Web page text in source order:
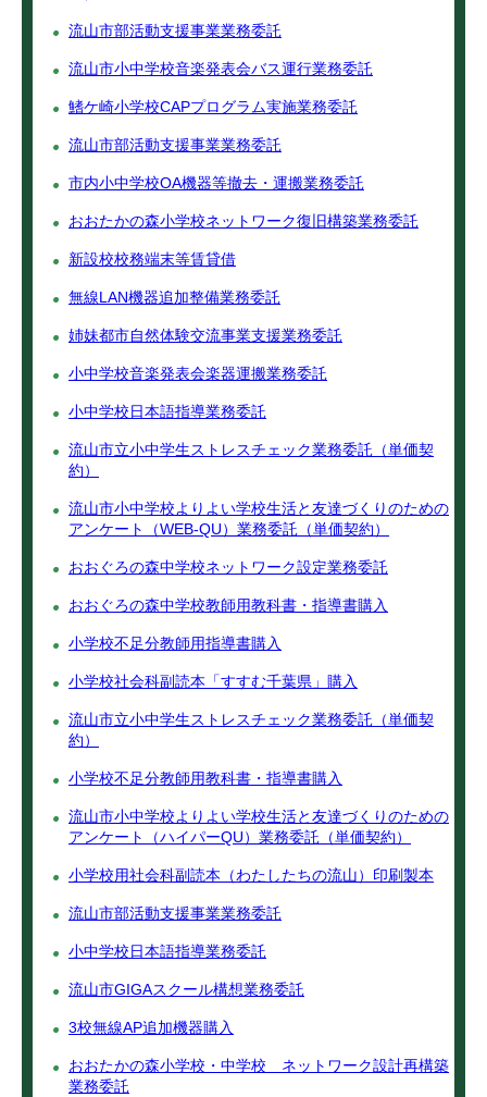
流山市部活動支援事業業務委託
流山市小中学校音楽発表会バス運行業務委託
鰭ケ崎小学校CAPプログラム実施業務委託
流山市部活動支援事業業務委託
市内小中学校OA機器等撤去・運搬業務委託
おおたかの森小学校ネットワーク復旧構築業務委託
新設校校務端末等賃貸借
無線LAN機器追加整備業務委託
姉妹都市自然体験交流事業支援業務委託
小中学校音楽発表会楽器運搬業務委託
小中学校日本語指導業務委託
流山市立小中学生ストレスチェック業務委託（単価契
約）
流山市小中学校よりよい学校生活と友達づくりのための
アンケート（WEB‐QU）業務委託（単価契約）
おおぐろの森中学校ネットワーク設定業務委託
おおぐろの森中学校教師用教科書・指導書購入
小学校不足分教師用指導書購入
小学校社会科副読本「すすむ千葉県」購入
流山市立小中学生ストレスチェック業務委託（単価契
約）
小学校不足分教師用教科書・指導書購入
流山市小中学校よりよい学校生活と友達づくりのための
アンケート（ハイパーQU）業務委託（単価契約）
小学校用社会科副読本（わたしたちの流山）印刷製本
流山市部活動支援事業業務委託
小中学校日本語指導業務委託
流山市GIGAスクール構想業務委託
3校無線AP追加機器購入
おおたかの森小学校・中学校 ネットワーク設計再構築
業務委託